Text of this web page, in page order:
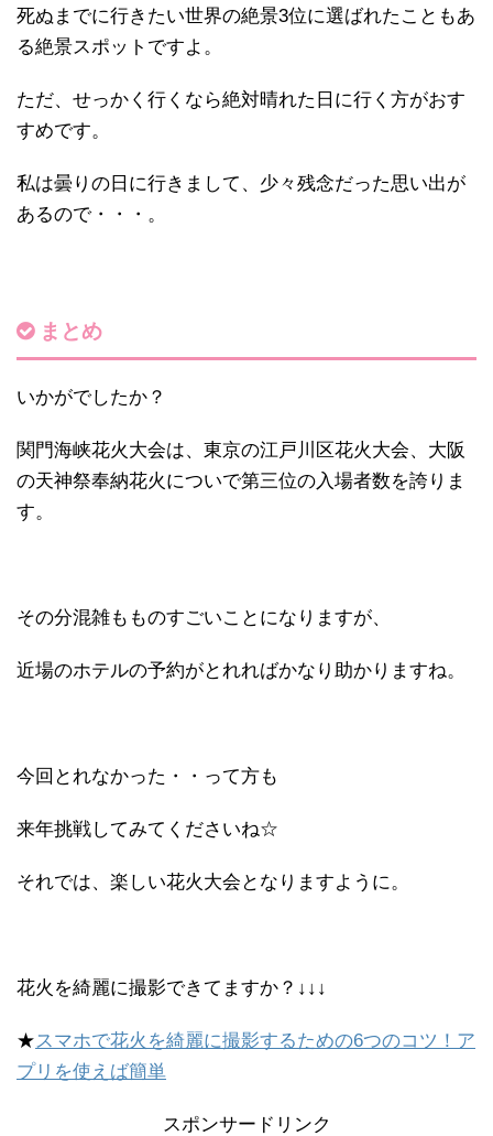
死ぬまでに行きたい世界の絶景3位に選ばれたこともあ
る絶景スポットですよ。
ただ、せっかく行くなら絶対晴れた日に行く方がおす
すめです。
私は曇りの日に行きまして、少々残念だった思い出が
あるので・・・。
まとめ
いかがでしたか？
関門海峡花火大会は、東京の江戸川区花火大会、大阪
の天神祭奉納花火についで第三位の入場者数を誇りま
す。
その分混雑もものすごいことになりますが、
近場のホテルの予約がとれればかなり助かりますね。
今回とれなかった・・って方も
来年挑戦してみてくださいね☆
それでは、楽しい花火大会となりますように。
花火を綺麗に撮影できてますか？↓↓↓
★スマホで花火を綺麗に撮影するための6つのコツ！ア
プリを使えば簡単
スポンサードリンク